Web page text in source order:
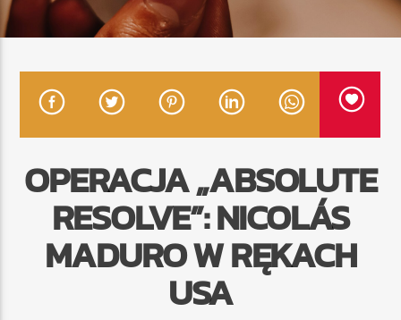
TERAZ
RADIO STREFA MUZY
00:00 24:00
Radio Strefa Muzy
OPERACJA „ABSOLUTE
RESOLVE”: NICOLÁS
MADURO W RĘKACH
USA